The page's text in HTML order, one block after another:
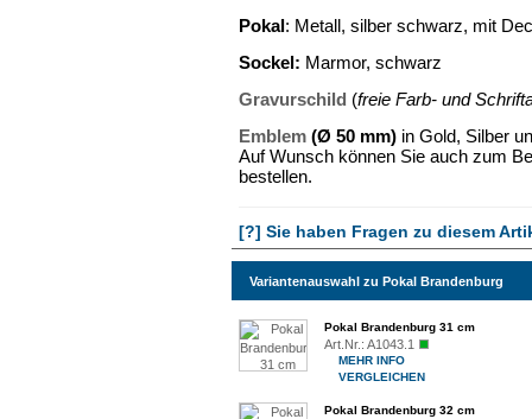
Pokal: Metall, silber schwarz, mit
Sockel: Marmor, schwarz
Gravurschild (freie Farb- und
Emblem (Ø 50 mm) in Gold, Silber
Auf Wunsch können Sie auch zum
bestellen.
[?] Sie haben Fragen zu diesem
Variantenauswahl zu Pokal Brandenburg
Pokal Brandenburg 31 cm
Art.Nr.: A1043.1
MEHR INFO
VERGLEICHEN
Pokal Brandenburg 32 cm